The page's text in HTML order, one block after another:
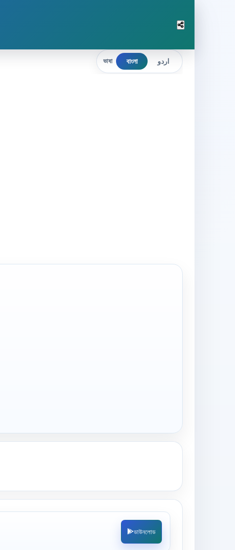
ভাষা বাংলা اردو
ডাউনলোড